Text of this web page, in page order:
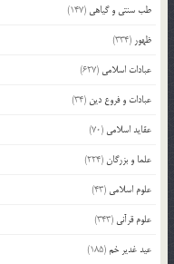
طب سنتی و گیاهی (147)
ظهور (334)
عبادات اسلامی (627)
عبادات و فروع دین (34)
عقاید اسلامی (70)
علما و بزرگان(224)
علوم اسلامی (43)
علوم قرآنی (343)
عید غدیر خم(185)